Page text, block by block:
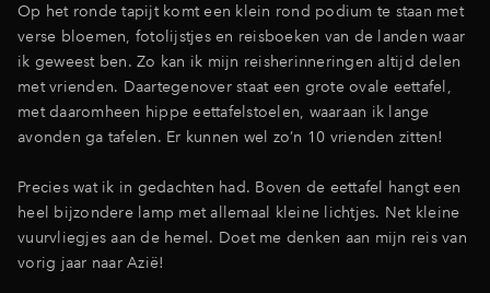
Op het ronde tapijt komt een klein rond podium te staan met
verse bloemen, fotolijstjes en reisboeken van de landen waar
ik geweest ben. Zo kan ik mijn reisherinneringen altijd delen
met vrienden. Daartegenover staat een grote ovale eettafel,
met daaromheen hippe eettafelstoelen, waaraan ik lange
avonden ga tafelen. Er kunnen wel zo’n 10 vrienden zitten!
Precies wat ik in gedachten had. Boven de eettafel hangt een
heel bijzondere lamp met allemaal kleine lichtjes. Net kleine
vuurvliegjes aan de hemel. Doet me denken aan mijn reis van
vorig jaar naar Azië!